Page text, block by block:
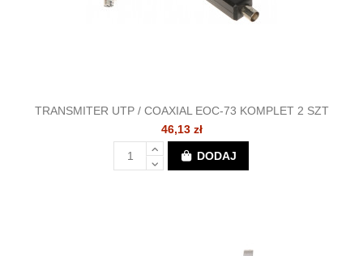
TRANSMITER UTP / COAXIAL EOC-73 KOMPLET 2 SZT
46,13 zł
DODAJ